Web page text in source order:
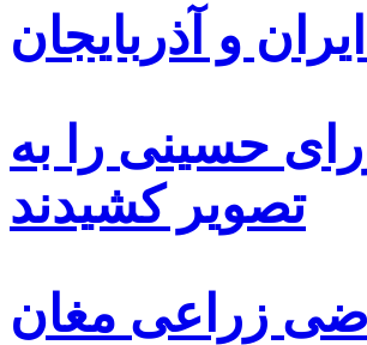
و آذربایجان
حسینی را به
تصویر کشیدند
زراعی مغان